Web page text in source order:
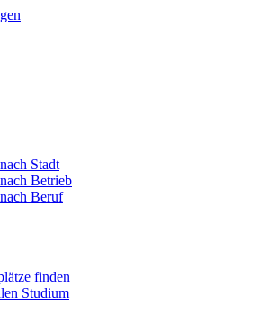
Stadt
Betrieb
Beruf
finden
Studium